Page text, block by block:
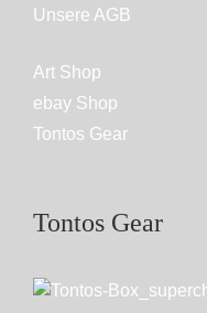
Unsere AGB
Art Shop
ebay Shop
Tontos Gear
Tontos Gear